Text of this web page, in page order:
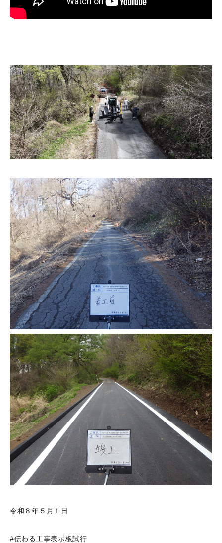
令和８年５月１日
#伝わる工事表示板試行